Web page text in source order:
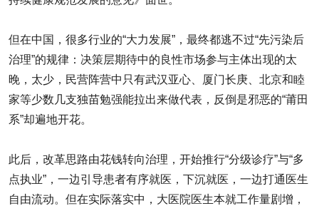
但在中国，很多行业的“大力发展”，最终都逃不过“先污染后
治理”的规律：决策层期待中的良性市场参与主体出现的太
晚，太少，民营阵营中只有武汉亚心、厦门长庚、北京和睦
家等少数几支独苗勉强能拉出来做代表，反倒是邪恶的“莆田
系”却遍地开花。
此后，改革思路由花钱转向治理，开始推行“分级诊疗”与“多
点执业”，一边引导患者有序就医，下沉就医，一边打通医生
自由流动。但在实际落实中，大医院医生本就工作量剧增，